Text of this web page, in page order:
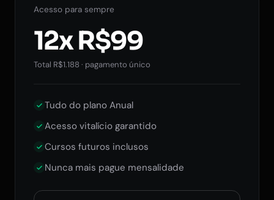
Acesso para sempre
12x R$99
Total R$1.188 · pagamento único
Tudo do plano Anual
Acesso vitalício garantido
Cursos futuros inclusos
Nunca mais pague mensalidade